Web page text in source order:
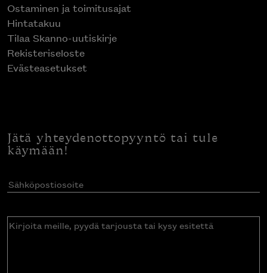
Ostaminen ja toimitusajat
Hintatakuu
Tilaa Skanno-uutiskirje
Rekisteriseloste
Evästeasetukset
Jätä yhteydenottopyyntö tai tule
käymään!
Sähköpostiosoite(Pakollinen)
Kirjoita